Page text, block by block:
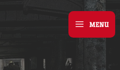
Main
MENU